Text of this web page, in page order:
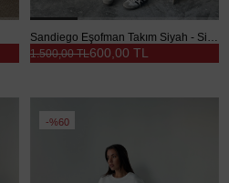
Sandiego Eşofman Takım Siyah - Siyah
600,00 TL
1.500,00 TL
%60